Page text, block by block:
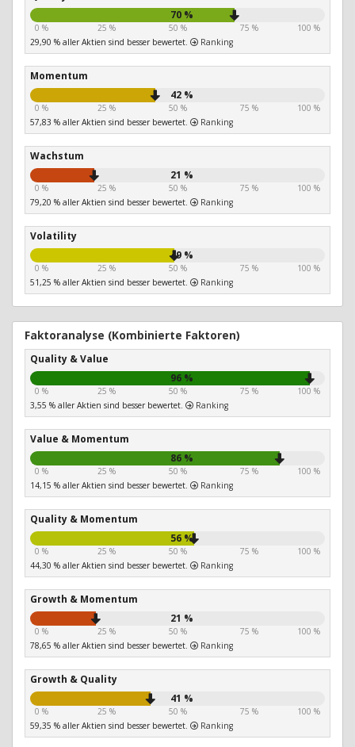
70 %
0 % 25 % 50 % 75 %
100 %
29,90 % aller Aktien sind besser bewertet.
Ranking
Momentum
42 %
0 % 25 % 50 % 75 %
100 %
57,83 % aller Aktien sind besser bewertet.
Ranking
Wachstum
21 %
0 % 25 % 50 % 75 %
100 %
79,20 % aller Aktien sind besser bewertet.
Ranking
Volatility
49 %
0 % 25 % 50 % 75 %
100 %
51,25 % aller Aktien sind besser bewertet.
Ranking
Faktoranalyse (Kombinierte Faktoren)
Quality & Value
96 %
0 % 25 % 50 % 75 %
100 %
3,55 % aller Aktien sind besser bewertet.
Ranking
Value & Momentum
86 %
0 % 25 % 50 % 75 %
100 %
14,15 % aller Aktien sind besser bewertet.
Ranking
Quality & Momentum
56 %
0 % 25 % 50 % 75 %
100 %
44,30 % aller Aktien sind besser bewertet.
Ranking
Growth & Momentum
21 %
0 % 25 % 50 % 75 %
100 %
78,65 % aller Aktien sind besser bewertet.
Ranking
Growth & Quality
41 %
0 % 25 % 50 % 75 %
100 %
59,35 % aller Aktien sind besser bewertet.
Ranking